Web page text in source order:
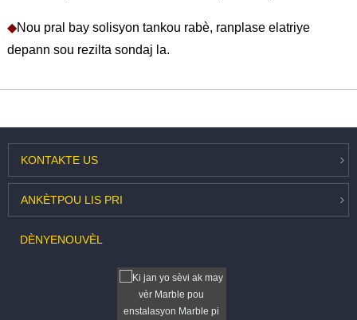
◆Nou pral bay solisyon tankou rabè, ranplase elatriye
depann sou rezilta sondaj la.
KONTAKTE US
ANKÈTPOU LIS PRI
DÈNYENOUVÈL